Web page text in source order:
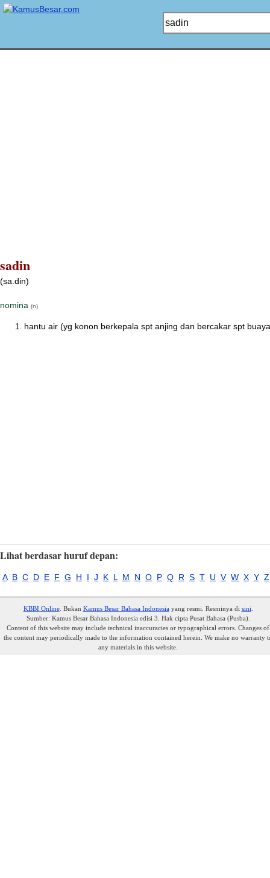
sadin
(sa.din)
nomina (n)
hantu air (yg konon berkepala spt anjing dan bercakar spt
Lihat berdasar huruf depan:
A B C D E F G H I J K L M N O P Q R S T U V W X Y Z
KBBI Online. Bukan Kamus Besar Bahasa Indonesiayang resmi. Resminya di sini
Sumber: Kamus Besar Bahasa Indonesia edisi 3. Hak cipta Pusat Bahasa (Pusba).
Content of this website may include technical inaccuracies or typographical errors. Changes of
the content may periodically made to the information contained herein. We make no warranty
any materials in this website.